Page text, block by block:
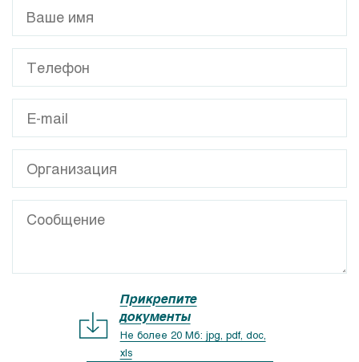
Прикрепите
документы
Не более 20 Мб: jpg, pdf, doc,
xls